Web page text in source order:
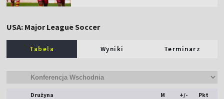
USA: Major League Soccer
Tabela Wyniki Terminarz
Drużyna M +/- Pkt